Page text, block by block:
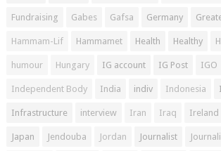
Fundraising Gabes Gafsa Germany
Hammam-Lif Hammamet Health Healthy
humour Hungary IG account IG Post IGO
Independent Body India indiv Indonesia
Infrastructure interview Iran Iraq Ireland
Japan Jendouba Jordan Journalist